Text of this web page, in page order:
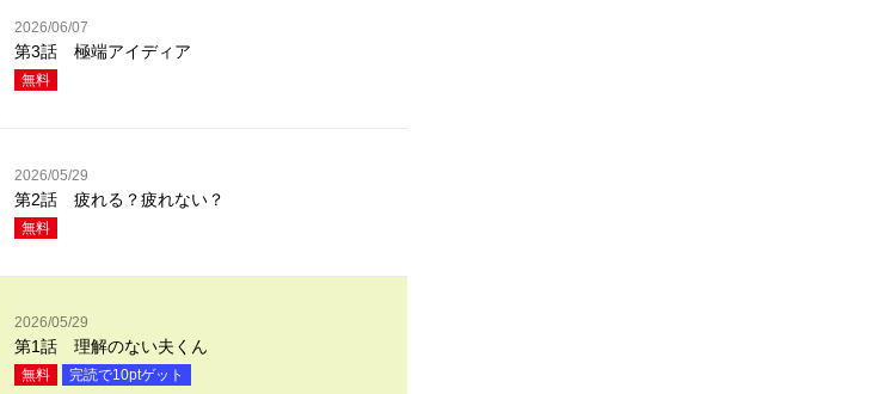
2026/06/07
第3話 極端アイディア
無料
2026/05/29
第2話 疲れる？疲れない？
無料
2026/05/29
第1話 理解のない夫くん
無料 完読で10ptゲット